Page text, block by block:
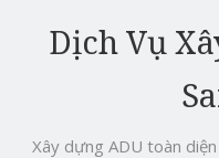
Dịch Vụ
Xây dựng ADU toàn